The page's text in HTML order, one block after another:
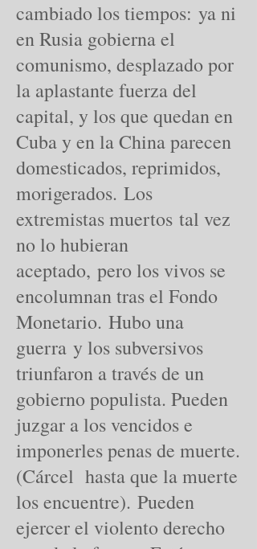
cambiado los tiempos: ya ni
en Rusia gobierna el
comunismo, desplazado por
la aplastante fuerza del
capital, y los que quedan en
Cuba y en la China parecen
domesticados, reprimidos,
morigerados. Los
extremistas muertos tal vez
no lo hubieran
aceptado, pero los vivos se
encolumnan tras el Fondo
Monetario. Hubo una
guerra y los subversivos
triunfaron a través de un
gobierno populista. Pueden
juzgar a los vencidos e
imponerles penas de muerte.
(Cárcel hasta que la muerte
los encuentre). Pueden
ejercer el violento derecho